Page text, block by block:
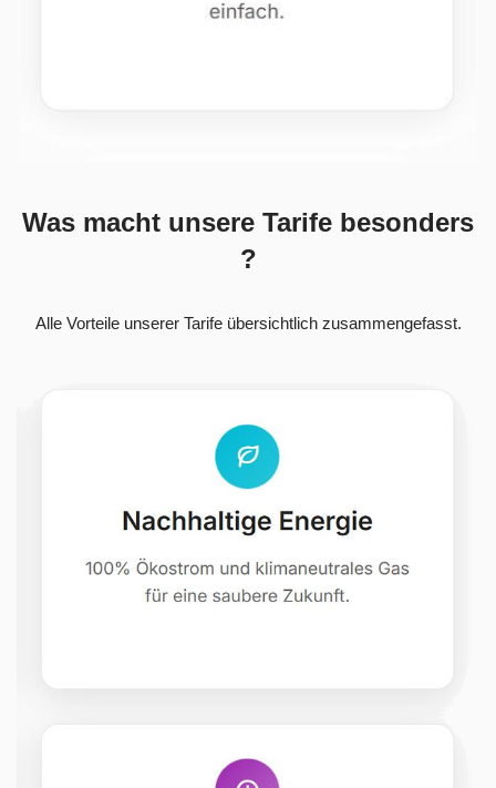
Was macht unsere Tarife besonders
?
Alle Vorteile unserer Tarife übersichtlich zusammengefasst.